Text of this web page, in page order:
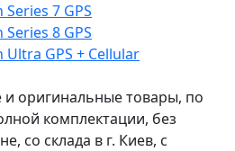
7 GPS
8 GPS
Ultra GPS + Cellular
и оригинальные товары, по
комплектации, без
со склада в г. Киев, с